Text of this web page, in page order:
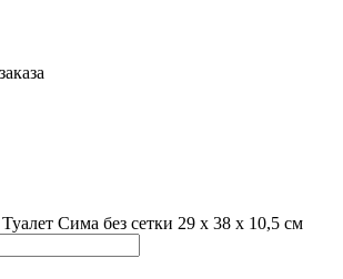
Сима без сетки 29 х 38 х 10,5 см